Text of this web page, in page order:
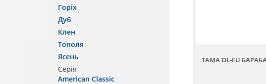
Горіх
Дуб
Клен
Тополя
Ясень
Серія
American Classic
TAMA OL-FU